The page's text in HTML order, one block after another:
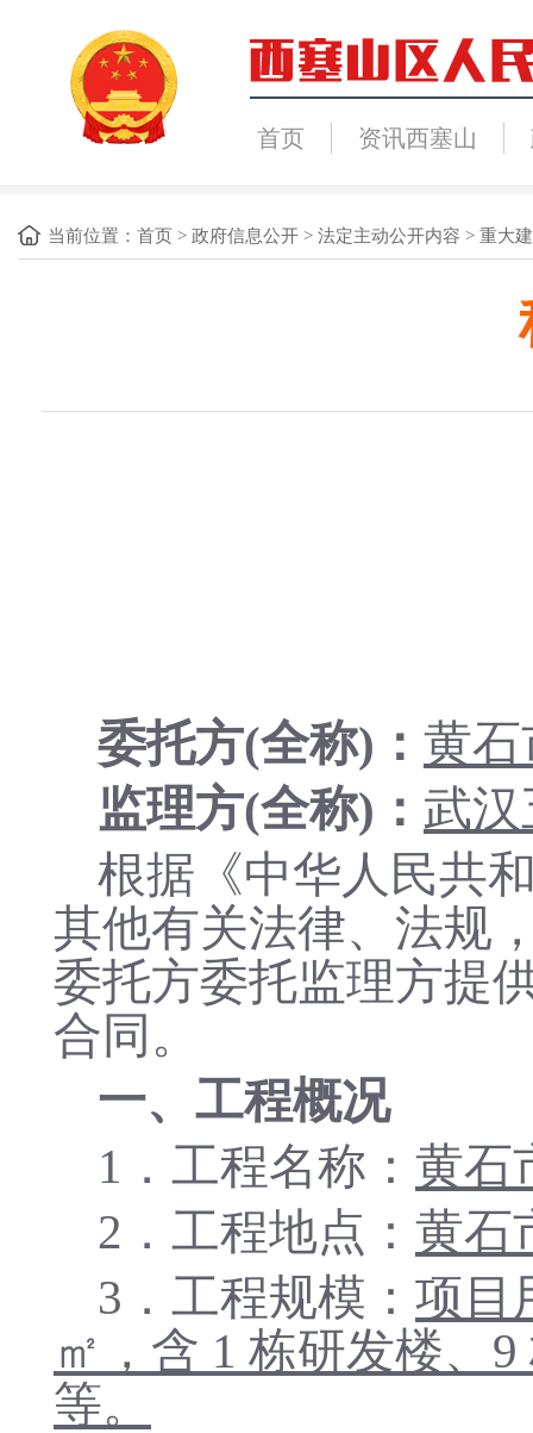
首页 资讯西塞山
当前位置： 首页 > 政府信息公开 > 法定主动公开内容 > 重大
委托方(全称)： 黄
监理方(全称)： 武汉
根据《中华人民共
其他有关法律、法规
委托方委托监理方提
合同。
一、工程概况
1．工程名称： 黄石
2．工程地点： 黄石
3．工程规模： 项目
㎡，含 1 栋研发楼、
等。